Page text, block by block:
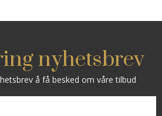
nyhetsbrev
å få besked om våre tilbud